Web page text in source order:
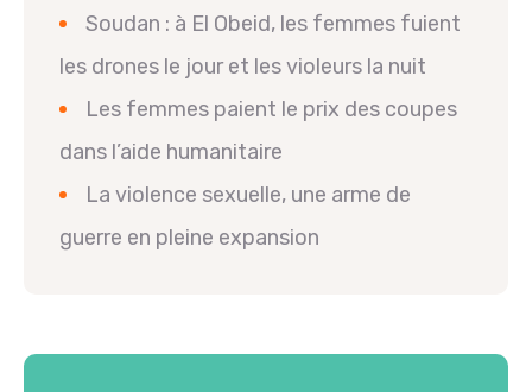
Soudan : à El Obeid, les femmes fuient
les drones le jour et les violeurs la nuit
Les femmes paient le prix des coupes
dans l’aide humanitaire
La violence sexuelle, une arme de
guerre en pleine expansion